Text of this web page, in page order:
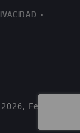
Ferrovial